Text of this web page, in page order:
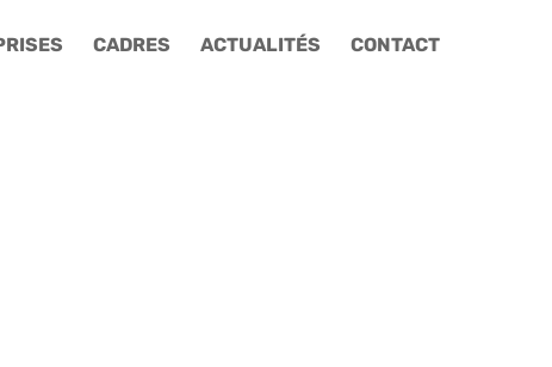
CADRES ACTUALITÉS CONTACT